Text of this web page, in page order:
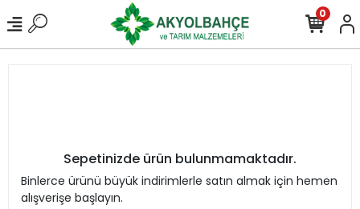
0
Sepetinizde ürün bulunmamaktadır.
Binlerce ürünü büyük indirimlerle satın almak için hemen
alışverişe başlayın.